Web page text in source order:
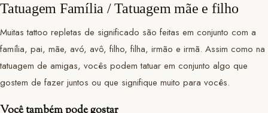
Tatuagem Família / Tatuagem mãe e filho
Muitas tattoo repletas de significado são feitas em conjunto com a
família, pai, mãe, avó, avô, filho, filha, irmão e irmã. Assim como na
tatuagem de amigas, vocês podem tatuar em conjunto algo que
gostem de fazer juntos ou que signifique muito para vocês.